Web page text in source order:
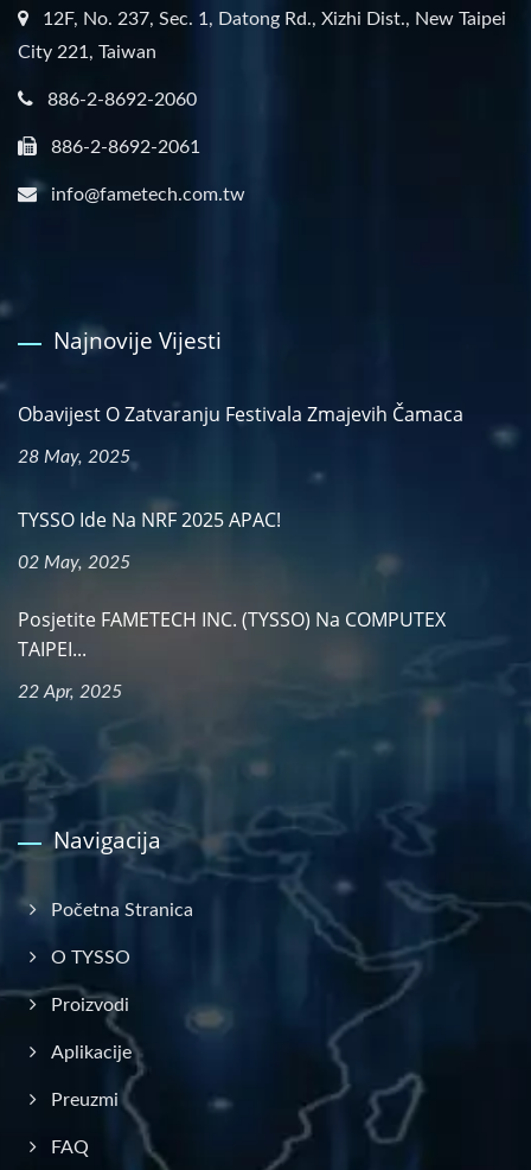
12F, No. 237, Sec. 1, Datong Rd., Xizhi Dist., New Taipei
City 221, Taiwan
886-2-8692-2060
886-2-8692-2061
info@fametech.com.tw
Najnovije Vijesti
Obavijest O Zatvaranju Festivala Zmajevih Čamaca
28 May, 2025
TYSSO Ide Na NRF 2025 APAC!
02 May, 2025
Posjetite FAMETECH INC. (TYSSO) Na COMPUTEX
TAIPEI...
22 Apr, 2025
Navigacija
Početna Stranica
O TYSSO
Proizvodi
Aplikacije
Preuzmi
FAQ